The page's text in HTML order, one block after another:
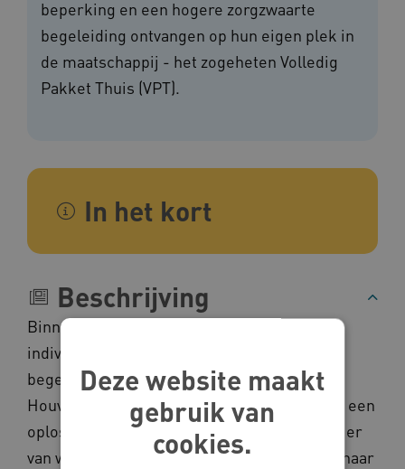
beperking en een hogere zorgzwaarte
begeleiding ontvangen op hun eigen plek in
de maatschappij - het zogeheten Volledig
Pakket Thuis (VPT).
In het kort
Beschrijving
Binnen de aanpak helpt Het Houvast bij
individuele huisvesting en krijgen mensen
begeleiding van een eigen kernteam. Het
Houvast is voor de cliënt beschikbaar vanuit een
oplossingsgerichte en laagdrempelige manier
van werken. Vanuit de gedachte dat de zorg naar
Deze website maakt
gebruik van
cookies.